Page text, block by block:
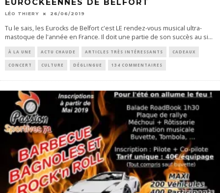
EUROCKÉENNES DE BELFORT
LÉO THIERY 26/06/2019
Tu le sais, les Eurocks de Belfort c'est LE rendez-vous musical ultra-
mastoque de l'année en France. Il doit une partie de son succès au si...
À LA UNE ACTU CHAUDE ARTICLES TRÈS INTÉRESSANTS CADEAUX
CONCERT CULTURE DÉGLINGUE 134 COMMENTAIRES